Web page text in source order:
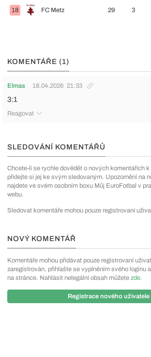
18 FC Metz 29 3
KOMENTÁŘE (1)
Elmas 18.04.2026 21:33
3:1
Reagovat
SLEDOVÁNÍ KOMENTÁŘŮ
Chcete-li se rychle dovědět o nových komentářích
přidejte si jej ke svým sledovaným. Upozornění na
najdete ve svém osobním boxu Můj EuroFotbal v
webu.
Sledovat komentáře mohou pouze registrovaní
NOVÝ KOMENTÁŘ
Komentáře mohou přidávat pouze registrovaní
zaregistrován, přihlašte se vyplněním svého loginu
na stránce. Nahlásit nelegální obsah můžete zde.
Registrace nového uživatele